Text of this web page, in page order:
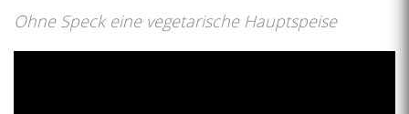
Ohne Speck eine vegetarische Hauptspeise